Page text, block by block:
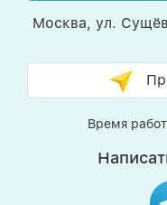
Москва, ул.
Время